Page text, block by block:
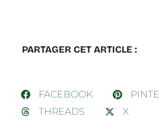
PARTAGER CET ARTICLE :
FACEBOOK
THREADS
X